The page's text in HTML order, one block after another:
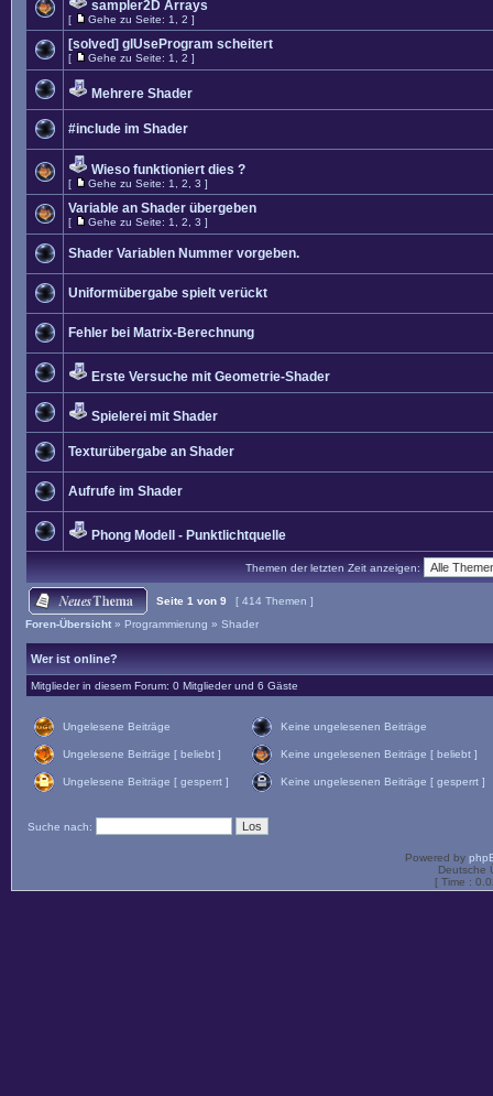
sampler2D Arrays
[ Gehe zu Seite: 1 2 ]
[solved] glUseProgram scheitert
[ Gehe zu Seite: 1 2 ]
Mehrere Shader
#include im Shader
Wieso funktioniert dies ?
[ Gehe zu Seite: 1 2 3 ]
Variable an Shader übergeben
[ Gehe zu Seite: 1 2 3 ]
Shader Variablen Nummer vorgeben.
Uniformübergabe spielt verückt
Fehler bei Matrix-Berechnung
Erste Versuche mit Geometrie-Shader
Spielerei mit Shader
Texturübergabe an Shader
Aufrufe im Shader
Phong Modell - Punktlichtquelle
Themen der letzten Zeit anzeigen:
Seite 1 von 9
[ 414 Themen ]
Foren-Übersicht » Programmierung » Shader
Wer ist online?
Mitglieder in diesem Forum: 0 Mitglieder und 6 Gäste
Ungelesene Beiträge Keine ungelesenen Beiträge
Ungelesene Beiträge [ beliebt ] Keine ungelesenen Beiträge [ beliebt ]
Ungelesene Beiträge [ gesperrt ] Keine ungelesenen Beiträge [ gesperrt ]
Suche nach:
Powered by
Deutsche
[ Time :